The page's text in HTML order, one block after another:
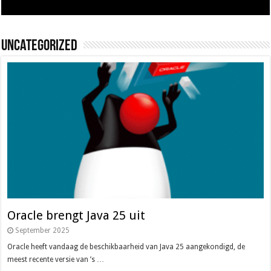
Uncategorized
Oracle brengt Java 25 uit
September 2025
Oracle heeft vandaag de beschikbaarheid van Java 25 aangekondigd, de
meest recente versie van ’s …